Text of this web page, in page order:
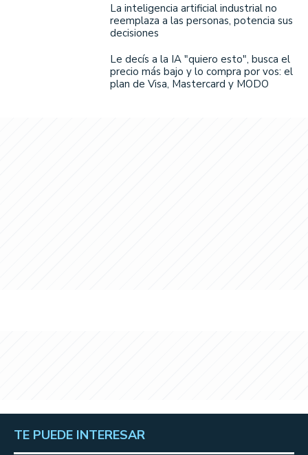
La inteligencia artificial industrial no
reemplaza a las personas, potencia sus
decisiones
Le decís a la IA "quiero esto", busca el
precio más bajo y lo compra por vos: el
plan de Visa, Mastercard y MODO
TE PUEDE INTERESAR